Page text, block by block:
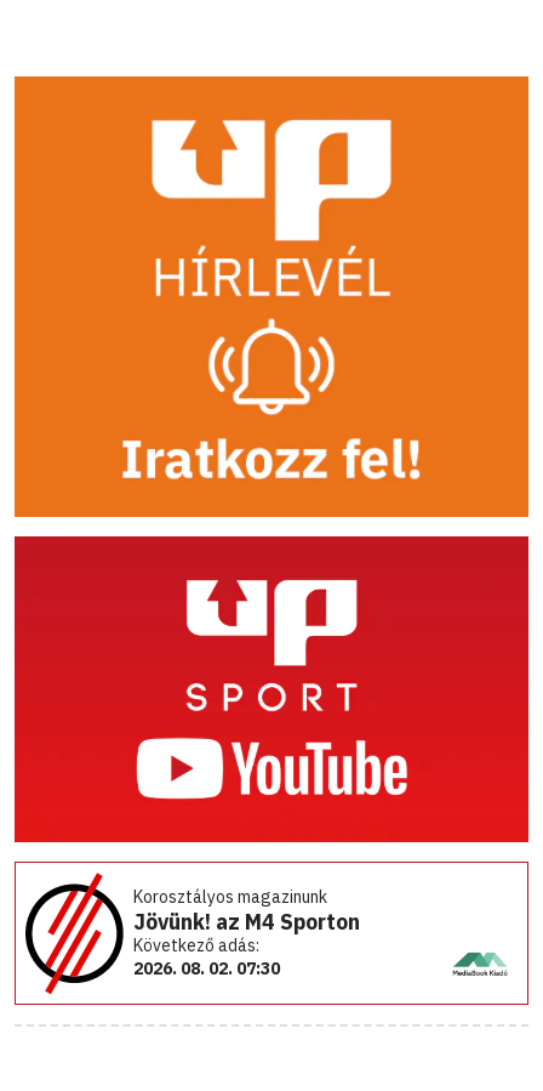
Korosztályos magazinunk
Jövünk! az M4 Sporton
Következő adás:
2026. 08. 02. 07:30